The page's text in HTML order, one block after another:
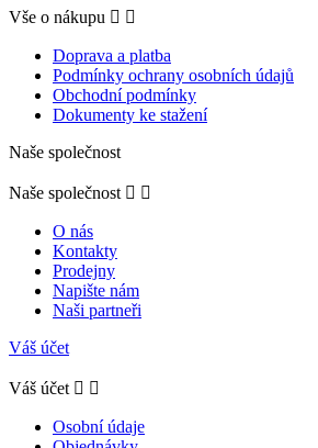
Vše o nákupu  
Doprava a platba
Podmínky ochrany osobních údajů
Obchodní podmínky
Dokumenty ke stažení
Naše společnost
Naše společnost  
O nás
Kontakty
Prodejny
Napište nám
Naši partneři
Váš účet
Váš účet  
Osobní údaje